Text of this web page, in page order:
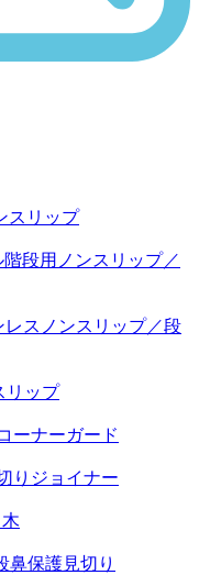
スリップ
段用ノンスリップ／
スノンスリップ／段
リップ
ーナーガード
りジョイナー
鼻保護見切り